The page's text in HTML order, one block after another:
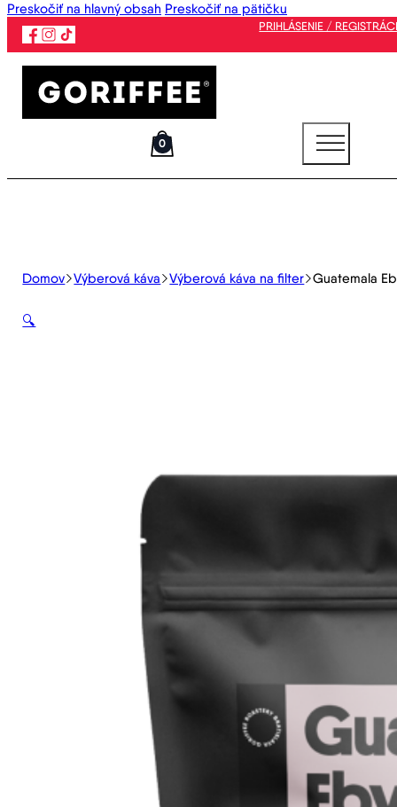
Preskočiť na hlavný obsah Preskočiť na pätičku
PRIHLÁSENIE /
0
Domov Výberová káva Výberová káva na filter Guatemala
🔍